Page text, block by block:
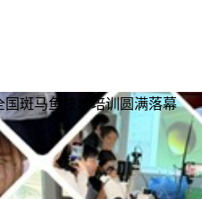
国斑马鱼技术培训圆满落幕